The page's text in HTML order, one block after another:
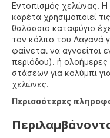
Εντοπισμός χελώνας.
καρέτα χρησιμοποιεί
θαλάσσιο καταφύγιο
τον κόλπο του Λαγανά
φαίνεται να αγνοείται
περιόδου). ή
στάσεων για κολύμπι
χελώνες.
Περισσότερες